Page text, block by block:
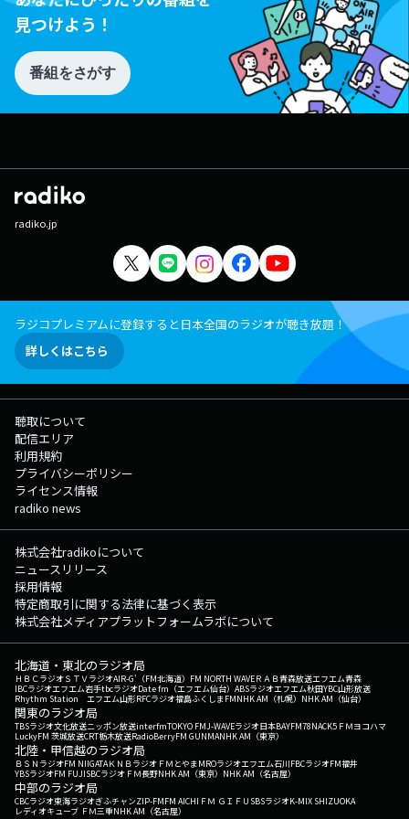
見つけよう！
番組をさがす
radiko.jp
ラジコプレミアムに登録すると日本全国のラジオが聴き放題！
詳しくはこちら
聴取について
配信エリア
利用規約
プライバシーポリシー
ライセンス情報
radiko news
株式会社radikoについて
ニュースリリース
採用情報
特定商取引に関する法律に基づく表示
株式会社メディアプラットフォームラボについて
北海道・東北のラジオ局
ＨＢＣラジオＳＴＶラジオAIR-G'（FM北海道） FM NORTH WAVEＲＡＢ青森放送エフエム青森
IBCラジオエフエム岩手tbcラジオDate fm（エフエム仙台） ABSラジオエフエム秋田YBC山形放送
Rhythm Station エフエム山形RFCラジオ福島ふくしまFMNHK AM（札幌） NHK AM（仙台）
関東のラジオ局
TBSラジオ文化放送ニッポン放送interfmTOKYO FMJ-WAVEラジオ日本BAYFM78NACK5 ＦＭヨコハマ
LuckyFM 茨城放送CRT栃木放送RadioBerryFM GUNMANHK AM（東京）
北陸・甲信越のラジオ局
ＢＳＮラジオFM NIIGATAＫＮＢラジオ ＦＭとやまMROラジオエフエム石川FBCラジオFM福井
YBSラジオFM FUJISBCラジオ ＦＭ長野NHK AM（東京） NHK AM（名古屋）
中部のラジオ局
CBCラジオ東海ラジオぎふチャンZIP-FMFM AICHI ＦＭ ＧＩＦＵ SBSラジオK-MIX SHIZUOKA
レディオキューブ ＦＭ三重NHK AM（名古屋）